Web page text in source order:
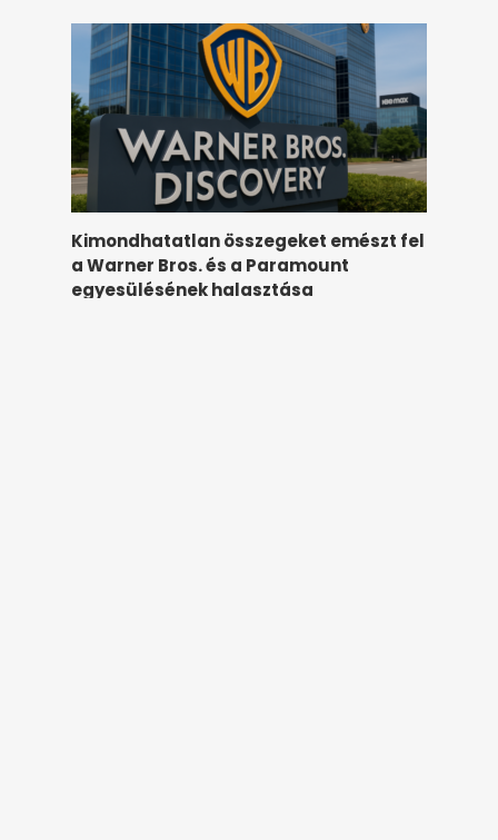
Kimondhatatlan összegeket emészt fel
a Warner Bros. és a Paramount
egyesülésének halasztása